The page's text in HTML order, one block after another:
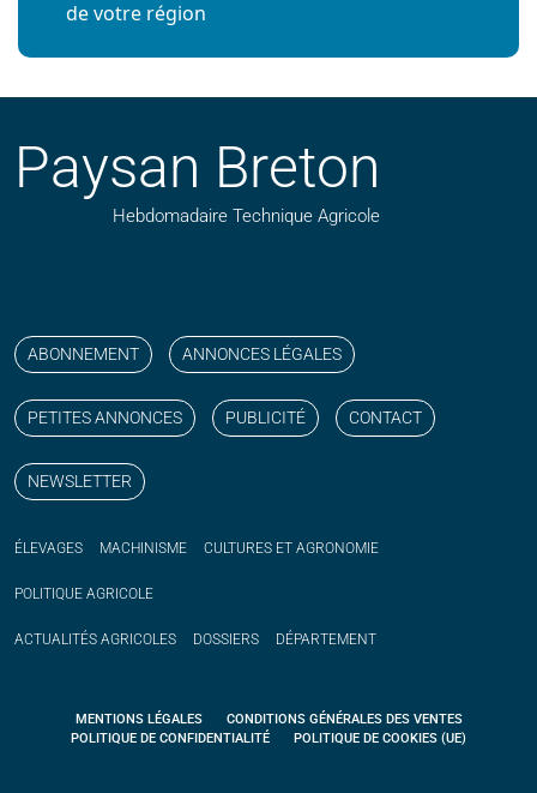
de votre région
Paysan Breton
Hebdomadaire Technique Agricole
ABONNEMENT ANNONCES LÉGALES
PETITES ANNONCES PUBLICITÉ CONTACT
NEWSLETTER
ÉLEVAGES MACHINISME CULTURES ET AGRONOMIE
POLITIQUE AGRICOLE
ACTUALITÉS AGRICOLES DOSSIERS DÉPARTEMENT
MENTIONS LÉGALES
CONDITIONS GÉNÉRALES DES VENTES
POLITIQUE DE CONFIDENTIALITÉ
POLITIQUE DE COOKIES (UE)